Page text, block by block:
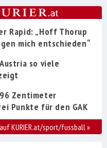
Rapid: „Hoff Thorup
mich entschieden“
so viele
Zentimeter
Punkte für den GAK
KURIER.at/sport/fussball »